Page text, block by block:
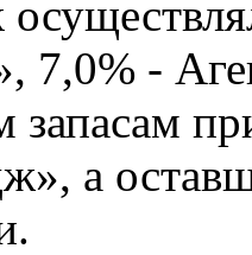
7,0% -
запасам
а